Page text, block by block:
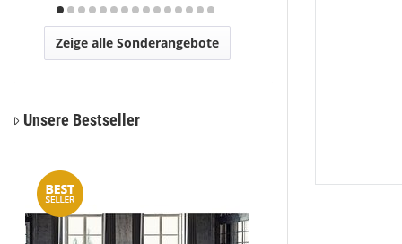
Zeige alle Sonderangebote
Unsere Bestseller